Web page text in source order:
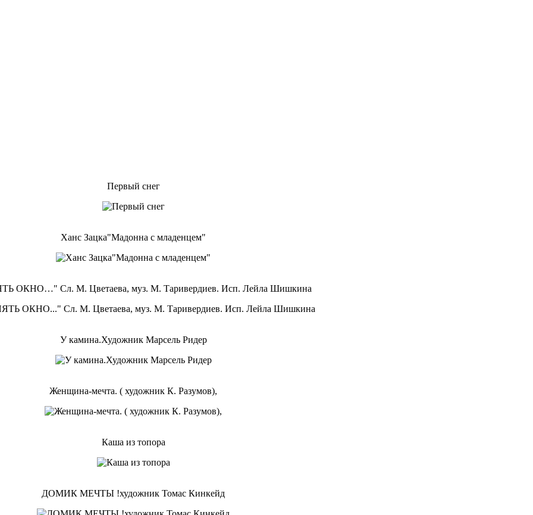
Первый снег
Ханс Зацка"Мадонна с младенцем"
ОКНО…" Сл. М. Цветаева, муз. М. Таривердиев. Исп. Лейла Шишкина
У камина.Художник Марсель Ридер
Женщина-мечта. ( художник К. Разумов),
Каша из топора
ДОМИК МЕЧТЫ !художник Томас Кинкейд